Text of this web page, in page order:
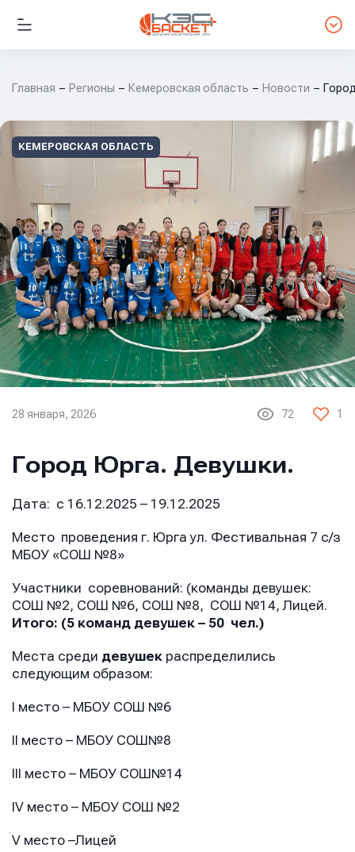
Главная Регионы Кемеровская область Новости
КЕМЕРОВСКАЯ ОБЛАСТЬ
28 января, 2026 72 1
Город Юрга. Девушки.
Дата: с 16.12.2025 – 19.12.2025
Место проведения г. Юрга ул. Фестивальная 7 с/з
МБОУ «СОШ №8»
Участники соревнований: (команды девушек:
СОШ №2, СОШ №6, СОШ №8, СОШ №14, Лицей.
Итого: (5 команд девушек – 50 чел.)
Места среди девушек распределились
следующим образом:
I место – МБОУ СОШ №6
II место – МБОУ СОШ№8
III место – МБОУ СОШ№14
IV место – МБОУ СОШ №2
V место –Лицей